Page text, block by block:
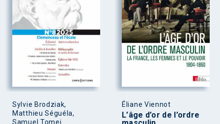
Sylvie Brodziak,
Matthieu Séguéla,
Samuel Tomei
Éliane Viennot
L’âge d’or de l’ordre